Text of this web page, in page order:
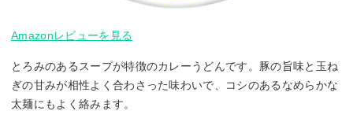
Amazonレビューを見る
とろみのあるスープが特徴のカレーうどんです。豚の旨味と玉ね
ぎの甘みが相性よく合わさった味わいで、コシのあるなめらかな
太麺にもよく絡みます。